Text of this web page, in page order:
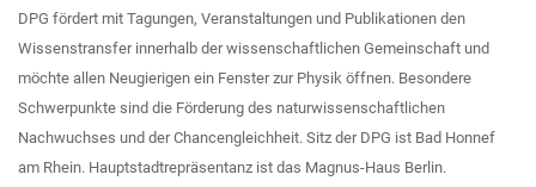
DPG fördert mit Tagungen, Veranstaltungen und Publikationen den
Wissenstransfer innerhalb der wissenschaftlichen Gemeinschaft und
möchte allen Neugierigen ein Fenster zur Physik öffnen. Besondere
Schwerpunkte sind die Förderung des naturwissenschaftlichen
Nachwuchses und der Chancengleichheit. Sitz der DPG ist Bad Honnef
am Rhein. Hauptstadtrepräsentanz ist das Magnus-Haus Berlin.